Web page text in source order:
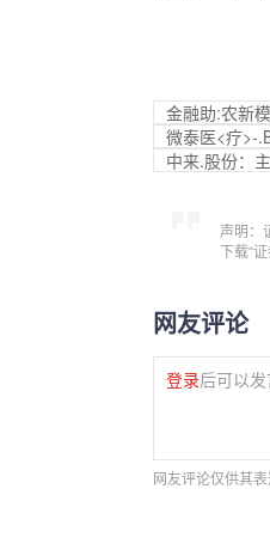
金融助:农新
微泰医<疗>-
中来.股份：
声明：
下载“
网友评论
登录后可以
网友评论仅供其